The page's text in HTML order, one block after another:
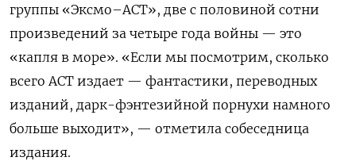
группы «Эксмо–АСТ», две с половиной сотни
произведений за четыре года войны — это
«капля в море». «Если мы посмотрим, сколько
всего АСТ издает — фантастики, переводных
изданий, дарк-фэнтезийной порнухи намного
больше выходит», — отметила собеседница
издания.